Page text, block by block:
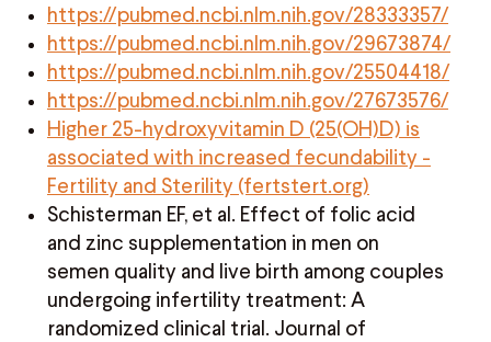
https://pubmed.ncbi.nlm.nih.gov/28333357/
https://pubmed.ncbi.nlm.nih.gov/29673874/
https://pubmed.ncbi.nlm.nih.gov/25504418/
https://pubmed.ncbi.nlm.nih.gov/27673576/
Higher 25-hydroxyvitamin D (25(OH)D) is
associated with increased fecundability -
Fertility and Sterility (fertstert.org)
Schisterman EF, et al. Effect of folic acid
and zinc supplementation in men on
semen quality and live birth among couples
undergoing infertility treatment: A
randomized clinical trial. Journal of